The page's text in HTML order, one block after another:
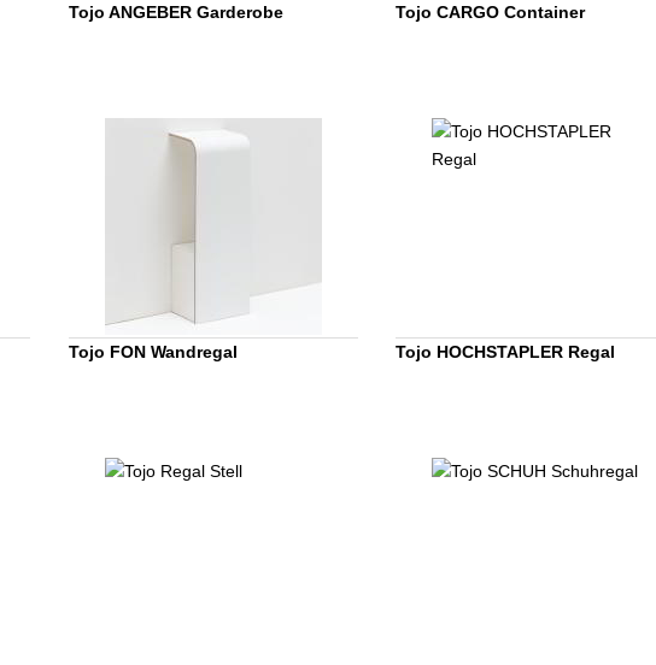
Tojo ANGEBER Garderobe Tojo CARGO Container
Tojo FON Wandregal Tojo HOCHSTAPLER Regal